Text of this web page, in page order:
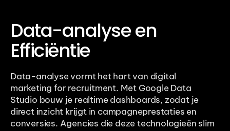
Data-analyse en
Efficiëntie
Data-analyse vormt het hart van digital
marketing for recruitment. Met Google Data
Studio bouw je realtime dashboards, zodat je
direct inzicht krijgt in campagneprestaties en
conversies. Agencies die deze technologieën slim